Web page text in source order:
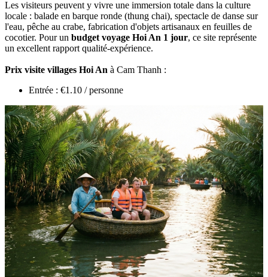
Les visiteurs peuvent y vivre une immersion totale dans la culture
locale : balade en barque ronde (thung chai), spectacle de danse sur
l'eau, pêche au crabe, fabrication d'objets artisanaux en feuilles de
cocotier. Pour un budget voyage Hoi An 1 jour, ce site représente
un excellent rapport qualité-expérience.
Prix visite villages Hoi An à Cam Thanh :
Entrée : €1.10 / personne